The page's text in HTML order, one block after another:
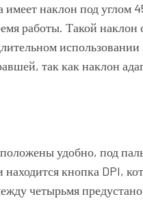
имеет наклон под углом
работы. Такой
так как наклон
удобно, под
кнопка DPI,
четырьмя